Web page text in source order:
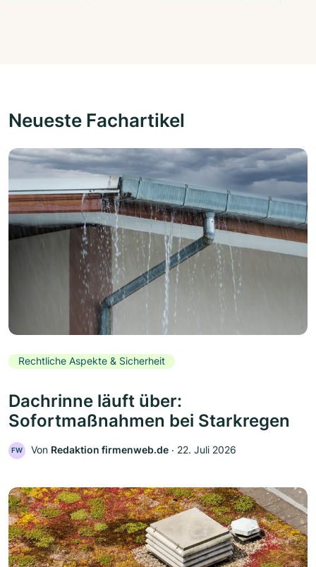
Neueste Fachartikel
Rechtliche Aspekte & Sicherheit
Dachrinne läuft über:
Sofortmaßnahmen bei Starkregen
FW Von Redaktion firmenweb.de ‧ 22. Juli 2026